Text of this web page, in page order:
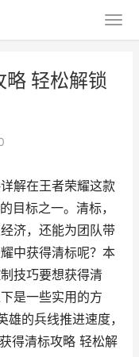
轻松解锁
解在王者荣耀这款
目标之一。清标，
济，还能为团队带
中获得清标呢？本
技巧要想获得清
是一些实用的方
雄的兵线推进速度，
得清标攻略 轻松解